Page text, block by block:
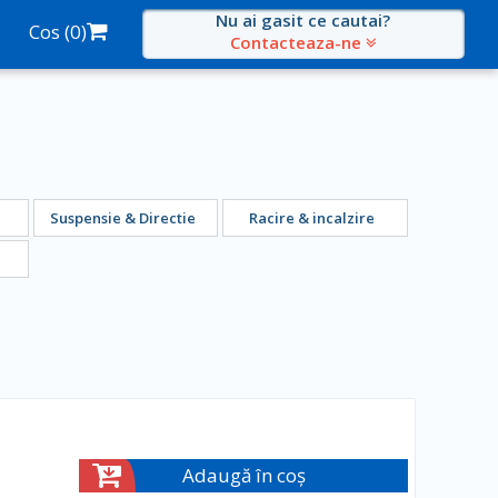
Cos (0)
Nu ai gasit ce cautai?
Contacteaza-ne
Suspensie & Directie Racire & incalzire
Adaugă în coș